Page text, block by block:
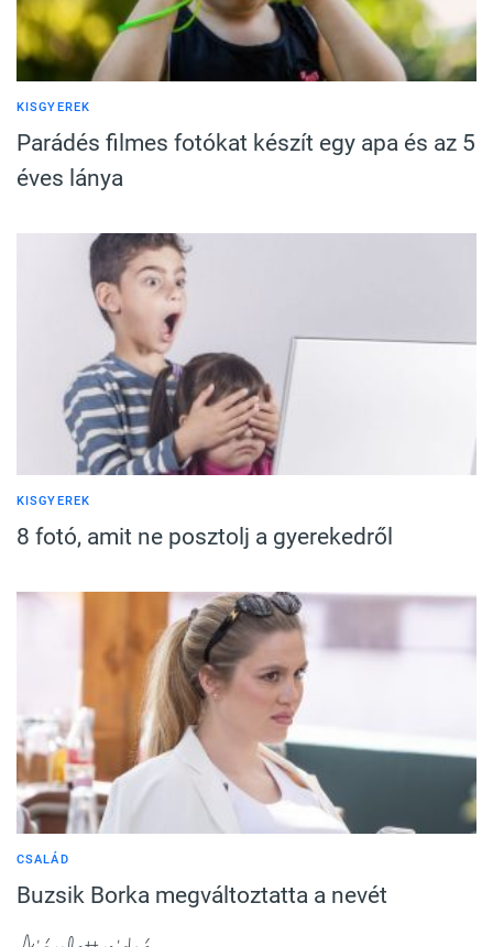
KISGYEREK
Parádés filmes fotókat készít egy apa és az 5
éves lánya
KISGYEREK
8 fotó, amit ne posztolj a gyerekedről
CSALÁD
Buzsik Borka megváltoztatta a nevét